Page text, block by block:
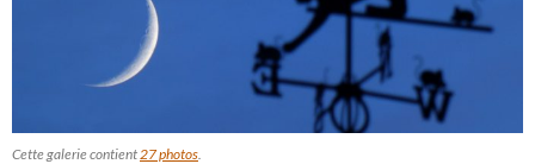
Cette galerie contient27 photos.